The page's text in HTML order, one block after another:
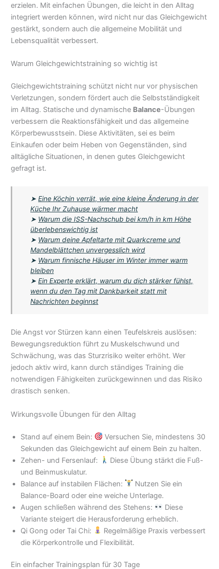
erzielen. Mit einfachen Übungen, die leicht in den Alltag
integriert werden können, wird nicht nur das Gleichgewicht
gestärkt, sondern auch die allgemeine Mobilität und
Lebensqualität verbessert.
Warum Gleichgewichtstraining so wichtig ist
Gleichgewichtstraining schützt nicht nur vor physischen
Verletzungen, sondern fördert auch die Selbstständigkeit
im Alltag. Statische und dynamische Balance-Übungen
verbessern die Reaktionsfähigkeit und das allgemeine
Körperbewusstsein. Diese Aktivitäten, sei es beim
Einkaufen oder beim Heben von Gegenständen, sind
alltägliche Situationen, in denen gutes Gleichgewicht
gefragt ist.
➤Eine Köchin verrät, wie eine kleine Änderung in der
Küche Ihr Zuhause wärmer macht
➤ Warum die ISS-Nachschub bei km/h in km Höhe
überlebenswichtig ist
➤ Warum deine Apfeltarte mit Quarkcreme und
Mandelblättchen unvergesslich wird
➤ Warum finnische Häuser im Winter immer warm
bleiben
➤Ein Experte erklärt, warum du dich stärker fühlst,
wenn du den Tag mit Dankbarkeit statt mit
Nachrichten beginnst
Die Angst vor Stürzen kann einen Teufelskreis auslösen:
Bewegungsreduktion führt zu Muskelschwund und
Schwächung, was das Sturzrisiko weiter erhöht. Wer
jedoch aktiv wird, kann durch ständiges Training die
notwendigen Fähigkeiten zurückgewinnen und das Risiko
drastisch senken.
Wirkungsvolle Übungen für den Alltag
Stand auf einem Bein:
Versuchen Sie, mindestens 30
Sekunden das Gleichgewicht auf einem Bein zu halten.
Zehen- und Fersenlauf:
Diese Übung stärkt die Fuß-
und Beinmuskulatur.
Balance auf instabilen Flächen:
Nutzen Sie ein
Balance-Board oder eine weiche Unterlage.
Augen schließen während des Stehens:
Diese
Variante steigert die Herausforderung erheblich.
Qi Gong oder Tai Chi:
Regelmäßige Praxis verbessert
die Körperkontrolle und Flexibilität.
Ein einfacher Trainingsplan für 30 Tage